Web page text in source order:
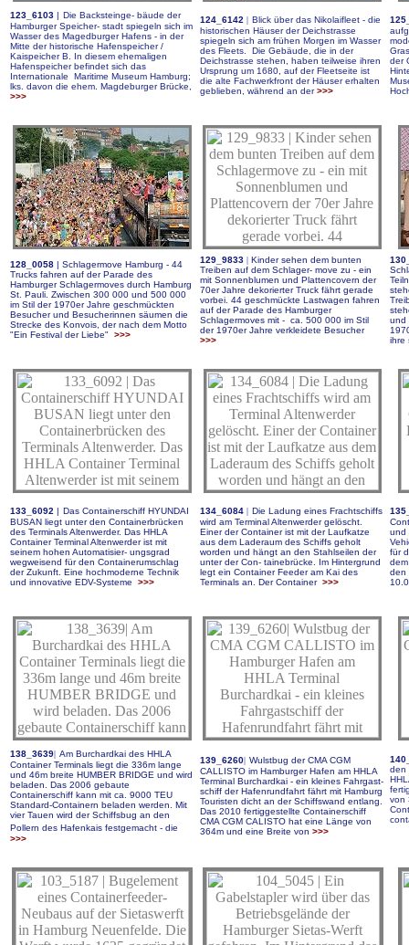
123_6103 | Die Backsteinge- bäude der
Hamburger Speicher- stadt spiegeln sich im
Wasser des Magedburger Hafens - in der
Mitte der historische Hafenspeicher /
Kaispeicher B. In diesem ehemaligen
Hafenspeicher befindet sich das
Internationale Maritime Museum Hamburg;
lks. davon die ehem. Magdeburger Brücke,
>>>
124_6142 | Blick über das Nikolaifleet - die
historischen Häuser der Deichstrasse
spiegeln sich am frühen Morgen im Wasser
des Fleets. Die Gebäude, die in der
Deichstrasse stehen, haben teilweise ihren
Ursprung um 1680, auf der Fleetseite ist
die alte Fachwerkfront der Häuser erhalten
geblieben, während an der>>>
der
128_0058 | Schlagermove Hamburg - 44
Trucks fahren auf der Parade des
Hamburger Schlagermoves durch Hamburg
St. Pauli. Zwischen 300 000 und 500 000
im Stil der 1970er Jahre geschmückten
Besucher und Besucherinnen säumen die
Strecke des Konvois, der nach dem Motto
"Ein Festival der Liebe"
>>>
129_9833 | Kinder sehen dem bunten
Treiben auf dem Schlager- move zu - ein
mit Sonnenblumen und Plattencovern der
70er Jahre dekorierter Truck fährt gerade
vorbei. 44 geschmückte Lastwagen fahren
auf der Parade des Hamburger
Schlagermoves mit - ca. 500 000 im Stil
der 1970er Jahre verkleidete Besucher
>>>
und
ihre
133_6092 | Das Containerschiff HYUNDAI
BUSAN liegt unter den Containerbrücken
des Terminals Altenwerder. Das HHLA
Container Terminal Altenwerder ist mit
seinem hohen Automatisier- ungsgrad
wegweisend für den Containerumschlag
der Zukunft. Eine hochmoderne Technik
und innovative EDV-Systeme
>>>
134_6084 | Die Ladung eines Frachtschiffs
wird am Terminal Altenwerder gelöscht.
Einer der Container ist mit der Laufkatze
aus dem Laderaum des Schiffs geholt
worden und hängt an den Stahlseilen der
unter der Con- tainebrücke. Im Hintergrund
legt ein Container Feeder am Kai des
Terminals an. Der Container >>>
und
für
den
138_3639| Am Burchardkai des HHLA
Container Terminals liegt die 336m lange
und 46m breite HUMBER BRIDGE und wird
beladen. Das 2006 gebaute
Containerschiff kann mit ca. 9000 TEU
Standard-Containern beladen werden. Mit
vier Tauen wird der Schiffsbug an den
Pollern des Hafenkais festgemacht - die
>>>
139_6260| Wulstbug der CMA CGM
CALLISTO im Hamburger Hafen am HHLA
Terminal Burchardkai - ein kleines Fahrgast-
schiff der Hafenrundfahrt fährt mit Hamburg
Touristen dicht an der Schiffswand entlang.
Das 2010 fertiggestellte Containerschiff
CMA CGM CALISTO hat eine Länge von
364m und eine Breite von >>>
den
von